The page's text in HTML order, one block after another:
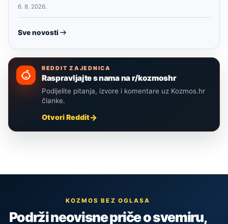
6. 8. 2026.
Sve novosti
REDDIT ZAJEDNICA
Raspravljajte s nama na r/kozmoshr
Podijelite pitanja, izvore i komentare uz Kozmos.hr
članke.
Otvori Reddit
KOZMOS BEZ OGLASA
Podrži neovisne priče o svemiru,